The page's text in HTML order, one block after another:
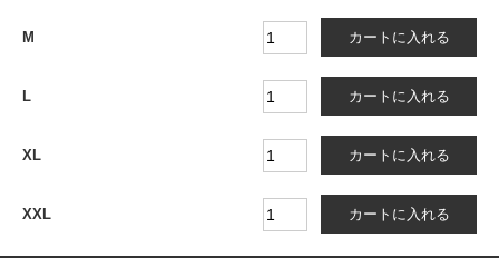
M
L
XL
XXL